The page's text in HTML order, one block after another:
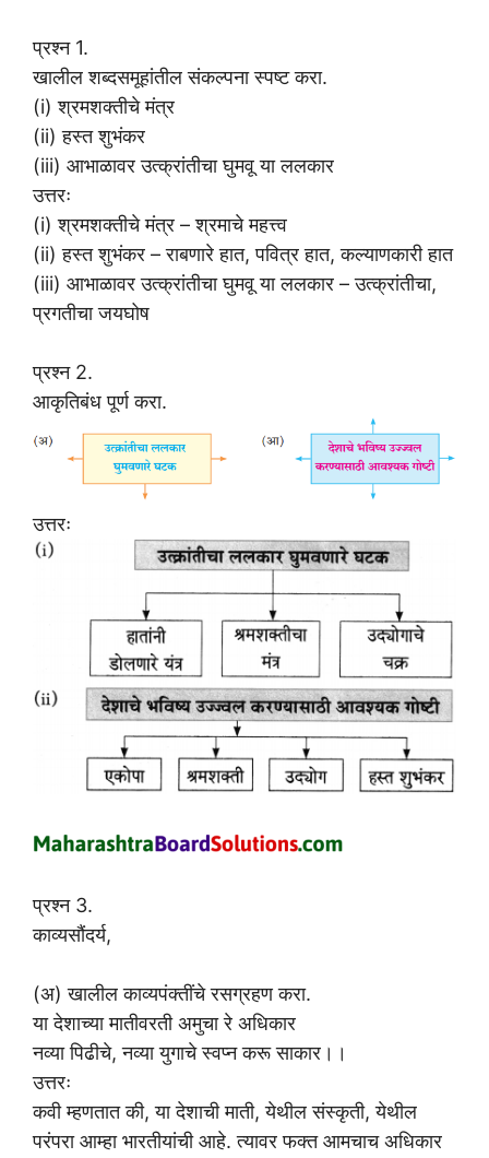
प्रश्न 1.
खालील शब्दसमूहांतील संकल्पना स्पष्ट करा.
(i) श्रमशक्तीचे मंत्र
(ii) हस्त शुभंकर
(iii) आभाळावर उत्क्रांतीचा घुमवू या ललकार
उत्तरः
(i) श्रमशक्तीचे मंत्र – श्रमाचे महत्त्व
(ii) हस्त शुभंकर – राबणारे हात, पवित्र हात, कल्याणकारी हात
(iii) आभाळावर उत्क्रांतीचा घुमवू या ललकार – उत्क्रांतीचा,
प्रगतीचा जयघोष
प्रश्न 2.
आकृतिबंध पूर्ण करा.
उत्तरः
प्रश्न 3.
काव्यसौंदर्य,
(अ) खालील काव्यपंक्तींचे रसग्रहण करा.
या देशाच्या मातीवरती अमुचा रे अधिकार
नव्या पिढीचे, नव्या युगाचे स्वप्न करू साकार।।
उत्तरः
कवी म्हणतात की, या देशाची माती, येथील संस्कृती, येथील
परंपरा आम्हा भारतीयांची आहे. त्यावर फक्त आमचाच अधिकार